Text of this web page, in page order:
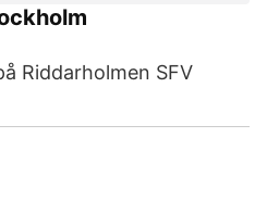
Riddarholmen SFV